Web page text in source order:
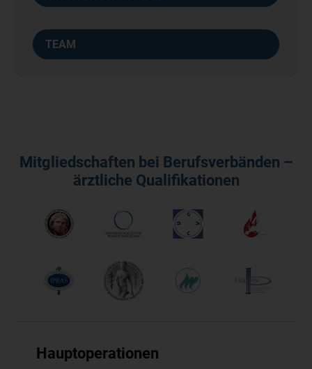
TEAM
Mitgliedschaften bei Berufsverbänden –
ärztliche Qualifikationen
Hauptoperationen